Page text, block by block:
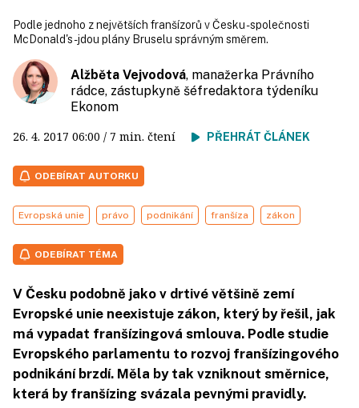
Podle jednoho z největších franšízorů v Česku - společnosti
McDonald's - jdou plány Bruselu správným směrem.
Alžběta Vejvodová, manažerka Právního
rádce, zástupkyně šéfredaktora týdeníku
Ekonom
26. 4. 2017 06:00 / 7 min. čtení PŘEHRÁT ČLÁNEK
ODEBÍRAT AUTORKU
Evropská unie právo podnikání franšíza zákon
ODEBÍRAT TÉMA
V Česku podobně jako v drtivé většině zemí
Evropské unie neexistuje zákon, který by řešil, jak
má vypadat franšízingová smlouva. Podle studie
Evropského parlamentu to rozvoj franšízingového
podnikání brzdí. Měla by tak vzniknout směrnice,
která by franšízing svázala pevnými pravidly.